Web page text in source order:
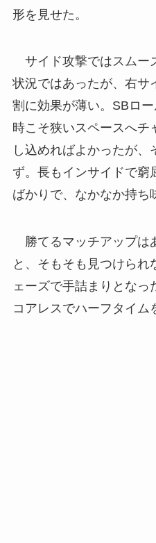
形を見せた。
サイド攻撃ではスムー
状況ではあったが、右サ
割に効果が薄い。SBロ
時こそ狭いスペースへチ
し込めればよかったが
ず。長もインサイドで窮
ばかりで、なかなか持ち
勝てるマッチアップは
と、そもそも見つけられ
ェーズで手詰まりとなっ
コアレスでハーフタイム